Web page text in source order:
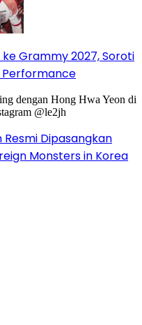
ke Grammy 2027, Soroti
Performance
Resmi Dipasangkan
Monsters in Korea